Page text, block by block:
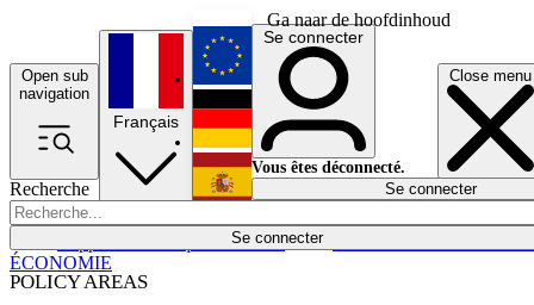
Ga naar de hoofdinhoud
Open sub
navigation
Close menu
Recherche
Se connecter
POLICY AREAS
Économie
Français
English
Deutsch
Español
Se connecter
Vous êtes déconnecté.
Se connecter
ÉCONOMIE